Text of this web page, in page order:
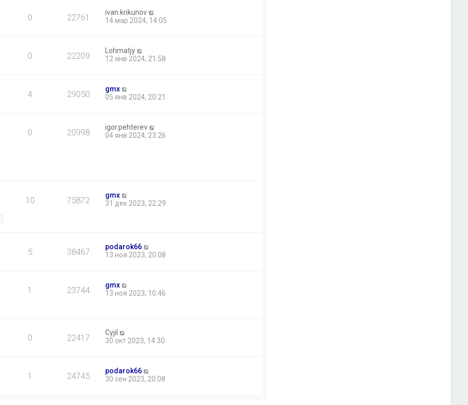
0 22761
ivan.krikunov
14 мар 2024, 14:05
0 22209
Lohmatjy
12 янв 2024, 21:58
4 29050
gmx
05 янв 2024, 20:21
0 20998
igor.pehterev
04 янв 2024, 23:26
10 75872
gmx
31 дек 2023, 22:29
5 38467
podarok66
13 ноя 2023, 20:08
1 23744
gmx
13 ноя 2023, 10:46
0 22417
Cyjil
30 окт 2023, 14:30
1 24745
podarok66
30 сен 2023, 20:08